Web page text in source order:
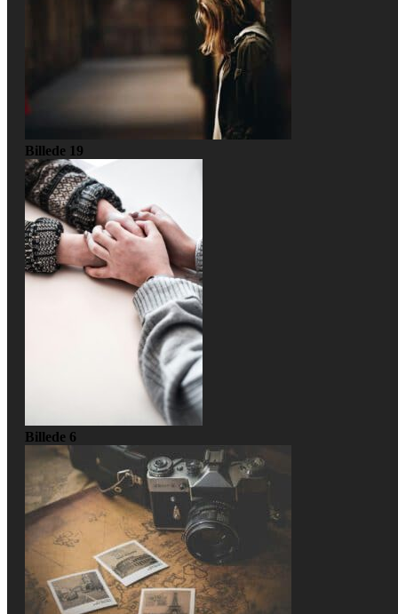
Billede 19
Billede 6